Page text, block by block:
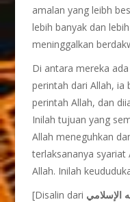
amalan yang leibh
lebih banyak dan
meninggalkan
Di antara mereka
perintah dari Allah, ia
perintah Allah, dan
Inilah tujuan yang
Allah meneguhkan
terlaksananya syariat
Allah. Inilah
[Disalin dari الإسلامي